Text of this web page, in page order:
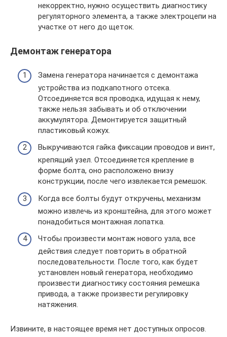
некорректно, нужно осуществить диагностику
регуляторного элемента, а также электроцепи на
участке от него до щеток.
Демонтаж генератора
Замена генератора начинается с демонтажа
устройства из подкапотного отсека.
Отсоединяется вся проводка, идущая к нему,
также нельзя забывать и об отключении
аккумулятора. Демонтируется защитный
пластиковый кожух.
Выкручиваются гайка фиксации проводов и винт,
крепящий узел. Отсоединяется крепление в
форме болта, оно расположено внизу
конструкции, после чего извлекается ремешок.
Когда все болты будут откручены, механизм
можно извлечь из кронштейна, для этого может
понадобиться монтажная лопатка.
Чтобы произвести монтаж нового узла, все
действия следует повторить в обратной
последовательности. После того, как будет
установлен новый генератора, необходимо
произвести диагностику состояния ремешка
привода, а также произвести регулировку
натяжения.
Извините, в настоящее время нет доступных опросов.